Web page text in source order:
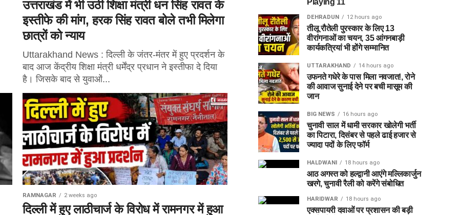
उत्तराखंड में भी उठी शिक्षा मंत्री धन सिंह रावत के
इस्तीफे की मांग, हरक सिंह रावत बोले तभी मिलेगा
छात्रों को न्याय
Uttarakhand News : दिल्ली के जंतर-मंतर में हुए प्रदर्शन के
बाद आज केंद्रीय शिक्षा मंत्री धर्मेंद्र प्रधान ने इस्तीफा दे दिया
है। जिसके बाद से युवाओं...
RAMNAGAR 2 weeks ago
दिल्ली में हुए लाठीचार्ज के विरोध में रामनगर में हुआ
Playing 11
DEHRADUN 12 hours ago
तीलू रौतेली पुरस्कार के लिए 13
वीरांगनाओं का चयन, 35 आंगनबाड़ी
कार्यकत्रियां भी होंगे सम्मानित
UTTARAKHAND 14 hours ago
उफनते गधेरे के पास मिला नवजात!, रोने
की आवाज सुनाई देने पर बची मासूम की
जान
BIG NEWS 16 hours ago
चुनावी साल में धामी सरकार खोलेगी भर्ती
का पिटारा, दिसंबर से पहले ढाई हजार से
ज्यादा पदों के लिए फॉर्म
HALDWANI 18 hours ago
आठ अगस्त को हल्द्वानी आएंगे मल्लिकार्जुन
खरगे, चुनावी रैली को करेंगे संबोधित
HARIDWAR 18 hours ago
एक्सपायरी दवाओं पर प्रशासन की बड़ी